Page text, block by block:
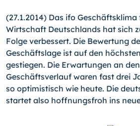
(27.1.2014) Das ifo
Wirtschaft Deutschlands hat sich
Folge verbessert. Die Bewertung
Geschäftslage ist auf den
gestiegen. Die Erwartungen an
Geschäftsverlauf waren fast drei
so optimistisch wie heute. Die
startet also hoffnungsfroh ins